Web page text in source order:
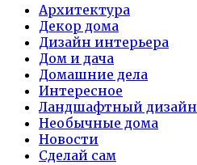
Архитектура
Декор дома
Дизайн интерьера
Дом и дача
Домашние дела
Интересное
Ландшафтный дизайн
Необычные дома
Новости
Сделай сам